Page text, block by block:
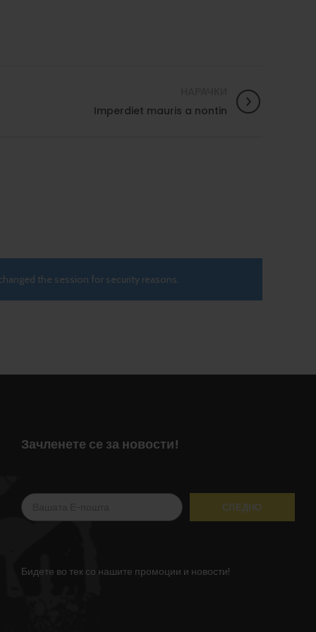
Imperdiet mauris a nontin
the session for security reasons.
Зачленете се за новости!
Бидете во тек со нашите промоции и новости!